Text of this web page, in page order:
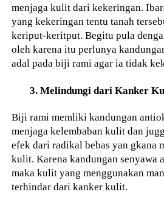
menjaga kulit dari kekeringan.
yang kekeringan tentu tanah
keriput-keritput. Begitu pula
oleh karena itu perlunya
adal pada biji rami agar ia tidak
3. Melindungi dari Kanker
Biji rami memliki kandungan
menjaga kelembaban kulit dan
efek dari radikal bebas yan gkana
kulit. Karena kandungan senyawa
maka kulit yang menggunakan
terhindar dari kanker kulit.